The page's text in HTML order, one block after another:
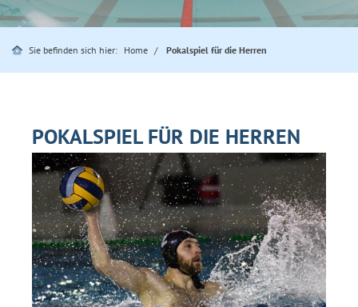
Sie befinden sich hier: Home Pokalspiel für die Herren
POKALSPIEL FÜR DIE HERREN